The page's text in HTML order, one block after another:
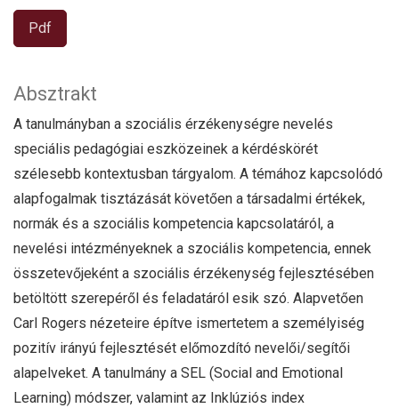
Pdf
Absztrakt
A tanulmányban a szociális érzékenységre nevelés
speciális pedagógiai eszközeinek a kérdéskörét
szélesebb kontextusban tárgyalom. A témához kapcsolódó
alapfogalmak tisztázását követően a társadalmi értékek,
normák és a szociális kompetencia kapcsolatáról, a
nevelési intézményeknek a szociális kompetencia, ennek
összetevőjeként a szociális érzékenység fejlesztésében
betöltött szerepéről és feladatáról esik szó. Alapvetően
Carl Rogers nézeteire építve ismertetem a személyiség
pozitív irányú fejlesztését előmozdító nevelői/segítői
alapelveket. A tanulmány a SEL (Social and Emotional
Learning) módszer, valamint az Inklúziós index